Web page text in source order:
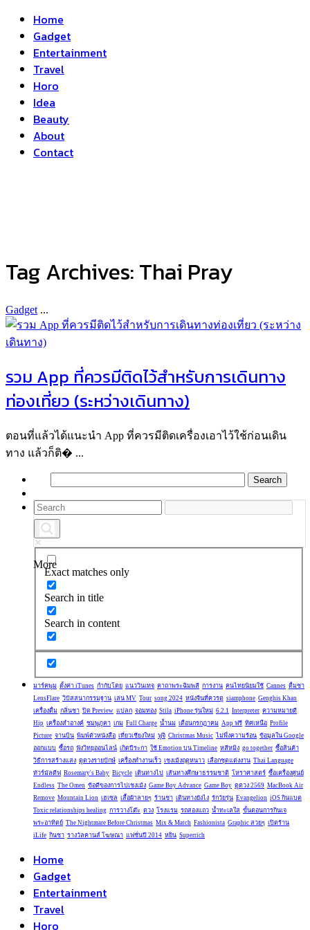
Home
Gadget
Entertainment
Travel
Horo
Idea
Beauty
About
Contact
Tag Archives:Thai Pray
Gadget ...
รวม App ที่ควรมีติดไว้สำหรับการเดินทาง
ท่องเที่ยว (ระหว่างเดินทาง)
ตอนที่แล้วได้แนะนำ App ที่ควรมีติดเครื่องเอาไว้ใช้ก่อนเดิน
ทาง แล้วก็ติ� ...
More
Exact matches only
Search in title
Search in content
มาร์คพูม ตั้งค่า iTunes กำกับโดย แนววินเทจ คาถาพระฉิมพลี การงาน คนไทยนิยมใช้ Cannes ดื่มชา
LensFlare วิปัสสนากรรมฐาน เล่น MV Tour song 2024 หนังจีนที่ควรดู siamphone Genghis Khan
เครื่องดื่ม กลิ่นชา ปิด Preview แปลก จอมทอง Stila iPhone รุ่นใหม่ 6.2.1 Interpreter ความหมายดี
Hip เครื่องสำอางค์ ชมพูภูคา เกม Full Charge น้ำนม เดือนกรกฎาคม App ฟรี ทิศเหนือ Profile
Picture จานบิน พิมพ์ตัวหนังสือ เที่ยวเชียงใหม่ ฟูจิ Christmas Music ไม่พึ่งความร้อน ข้อมูลใน Google
ออกแบบ ซื้อรถ ฟังวิทยุออนไลน์ เกิดปีระกา ใช้ Emotion บน Timeline หลีหมิง go together ซื้อสินค้า
วิธีการสร้างแสง ดูดวงรายปักษ์ เครื่องทำงานเร็ว เชงเม้งฤดูหนาว เลือกชุดแต่งงาน Thai Language
ทัวร์มัลดีฟ Rosemary's Baby Bicycle เดินทางไป เส้นทางศึกษาธรรมชาติ โหราศาสตร์ ซื้อเครื่องศูนย์
Endless The Omen ข้อดีของการไปเชงเม้ง Game Boy Advance Game Boy ดูดวง 2569 MacBook Air
Remove Mountain Lion เฮเซล เสื้อผ้าลายๆ ร้านชา เดินทางยังไง รักวัยรุ่น Evangelion iOS กินแบต
Toxic relationships healing การวางโต๊ะ ดวง โรงแรม รถสองแถว น้ำทะเลใส ขั้นตอนการกินเจ
พระอาทิตย์ The Nightmare Before Christmas Mix & Match Fashionista Graphic สวยๆ เปิดร้าน
iLife กินชา รางวัลคานส์ โฆษณา แฟชั่นปี 2014 หยิน Superrich
Home
Gadget
Entertainment
Travel
Horo